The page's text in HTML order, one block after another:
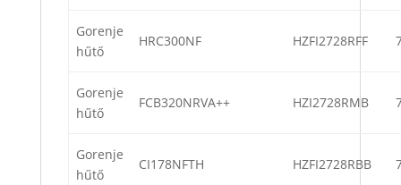
Gorenje
hűtő
HRC300NF HZFI2728RFF
Gorenje
hűtő
FCB320NRVA++ HZI2728RMB
Gorenje
hűtő
CI178NFTH HZFI2728RBB